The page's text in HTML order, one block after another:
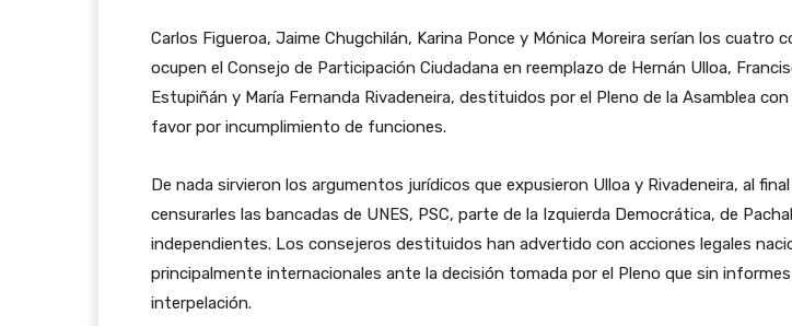
Carlos Figueroa, Jaime Chugchilán, Karina Ponce y Mónica Moreira serían los cuatro
ocupen el Consejo de Participación Ciudadana en reemplazo de Hernán Ulloa,
Estupiñán y María Fernanda Rivadeneira, destituidos por el Pleno de la Asamblea
favor por incumplimiento de funciones.
De nada sirvieron los argumentos jurídicos que expusieron Ulloa y Rivadeneira, al
censurarles las bancadas de UNES, PSC, parte de la Izquierda Democrática, de
independientes. Los consejeros destituidos han advertido con acciones legales
principalmente internacionales ante la decisión tomada por el Pleno que sin
interpelación.